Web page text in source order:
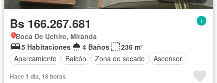
Bs 166.267.681
Boca De Uchire, Miranda
5 Habitaciones
4 Baños
236 m²
Aparcamiento
Balcón Zona de secado Ascensor
Hace 1 día, 18 horas